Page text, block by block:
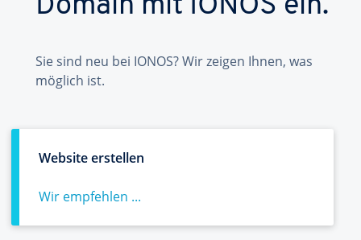
Domain mit IONOS ein.
Sie sind neu bei IONOS? Wir zeigen Ihnen, was
möglich ist.
Website erstellen
Wir empfehlen ...